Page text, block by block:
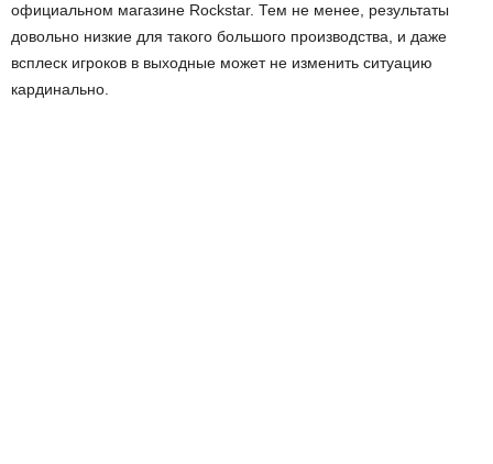
официальном магазине Rockstar. Тем не менее, результаты
довольно низкие для такого большого производства, и даже
всплеск игроков в выходные может не изменить ситуацию
кардинально.